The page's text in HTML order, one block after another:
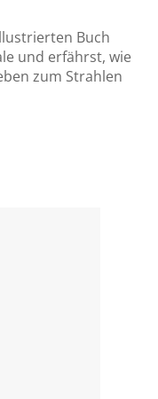
Buch
und erfährst, wie
zum Strahlen